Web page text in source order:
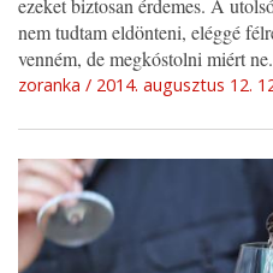
nem tudtam eldönteni, eléggé
venném, de megkóstolni miért ne.
zoranka 2014. augusztus 12.